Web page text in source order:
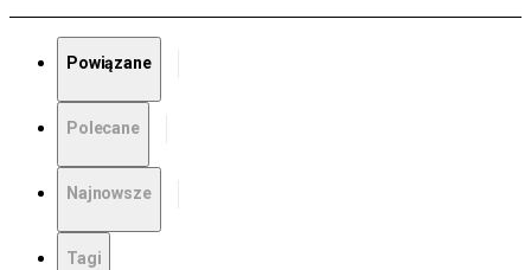
Powiązane
Polecane
Najnowsze
Tagi